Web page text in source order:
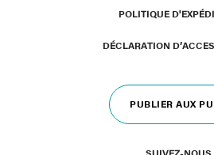
POLITIQUE
DÉCLARATION
PUBLIER AUX